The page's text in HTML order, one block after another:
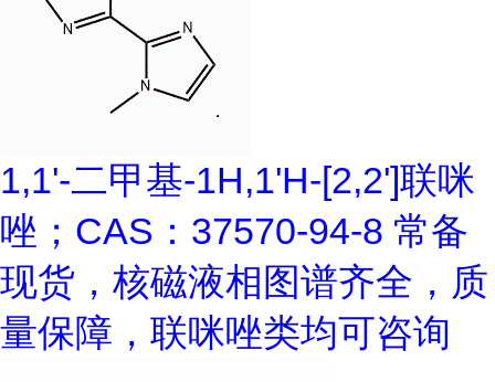
1,1'-二甲基-1H,1'H-[2,2']联咪
唑；CAS：37570-94-8 常备
现货，核磁液相图谱齐全，质
量保障，联咪唑类均可咨询